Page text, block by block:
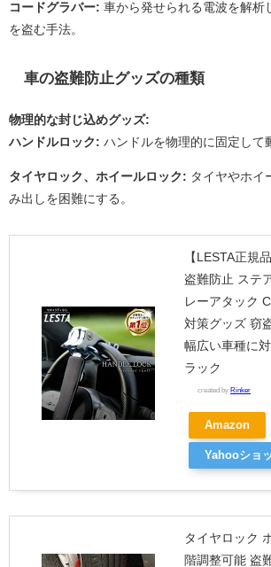
コードグラバー: 車から発せられる電波を解析
を盗む手法。
車の盗難防止グッズの種類
物理的な封じ込めグッズ:
ハンドルロック: ハンドルを物理的に固定して
タイヤロック、ホイールロック: タイヤやホイ
み出しを困難にする。
【LESTA正規
盗難防止 ステ
レーアタック
対策グッズ 窃
幅広い車種に
ラック
created by Rinker
Amazon
Yahooショ
タイヤロック
階調整可能 盗